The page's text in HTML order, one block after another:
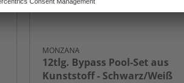
MONZANA
12tlg. Bypass Pool-Set aus
Kunststoff - Schwarz/Weiß